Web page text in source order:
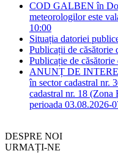
COD GALBEN în
meteorologilor este
10:00
Situația datoriei
Publicații de căsătorie
Publicație de
ANUNȚ DE
în sector cadastral nr.
cadastral nr. 18
perioada 03.08.2026-
DESPRE NOI
URMAȚI-NE